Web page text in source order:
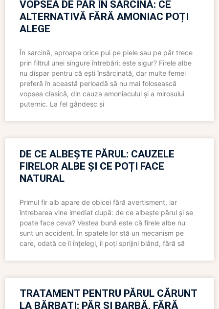
VOPSEA DE PĂR ÎN SARCINĂ: CE
ALTERNATIVĂ FĂRĂ AMONIAC POȚI
ALEGE
În sarcină, aproape orice pui pe piele sau pe păr trece
prin filtrul unei singure întrebări: este sigur? Firele albe
nu dispar pentru că ești însărcinată, dar multe femei
preferă în această perioadă să nu mai folosească
vopsea clasică, din cauza amoniacului și a mirosului
puternic. La fel gândesc și
DE CE ALBEȘTE PĂRUL: CAUZELE
FIRELOR ALBE ȘI CE POȚI FACE
NATURAL
Primul fir alb apare de obicei fără avertisment, iar
întrebarea vine imediat după: de ce albește părul și se
poate face ceva? Vestea bună este că firele albe nu
sunt un accident. În spatele lor stă un mecanism pe
care, odată ce îl înțelegi, îl poți sprijini blând, fără să
TRATAMENT PENTRU PĂRUL CĂRUNT
LA BĂRBAȚI: PĂR ȘI BARBĂ, FĂRĂ